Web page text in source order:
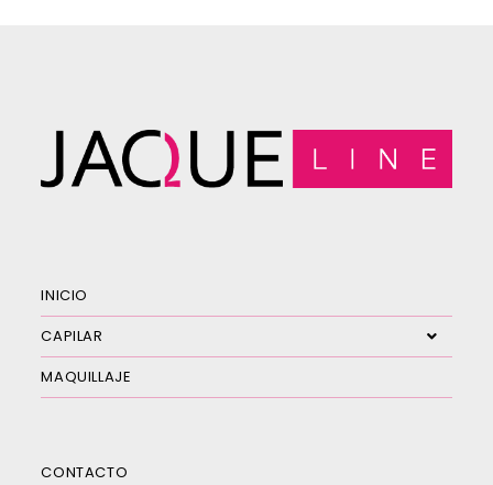
INICIO
CAPILAR
MAQUILLAJE
CONTACTO